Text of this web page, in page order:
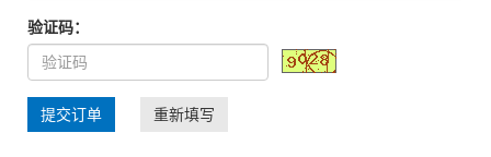
验证码：
提交订单 重新填写